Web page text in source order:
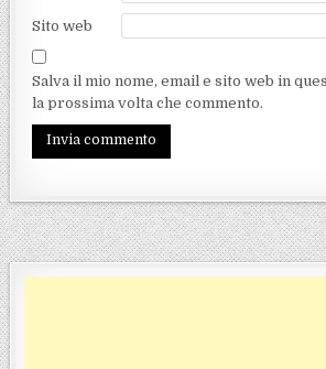
Sito web
Salva il mio nome, email e sito web in
la prossima volta che commento.